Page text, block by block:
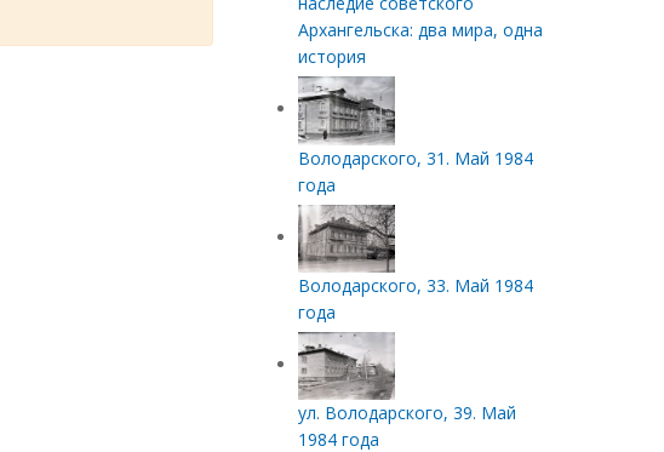
Архангельска: два мира, одна
история
Володарского, 31. Май 1984
года
Володарского, 33. Май 1984
года
ул. Володарского, 39. Май
1984 года